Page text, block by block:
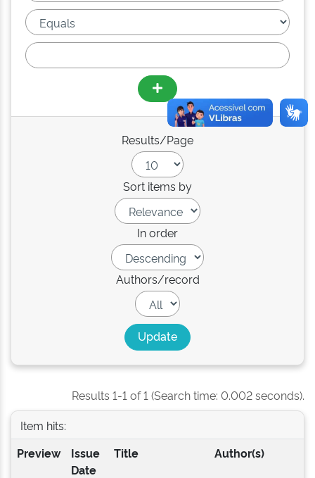
Results/Page
Sort items by
In order
Authors/record
Results 1-1 of 1 (Search time: 0.002 seconds).
Item hits:
Preview
Issue
Date
Title Author(s)